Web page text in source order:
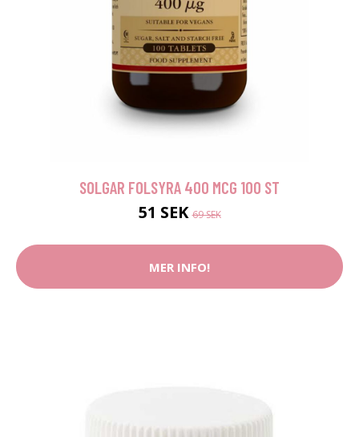
SOLGAR FOLSYRA 400 MCG 100 ST
51 SEK69 SEK
MER INFO!